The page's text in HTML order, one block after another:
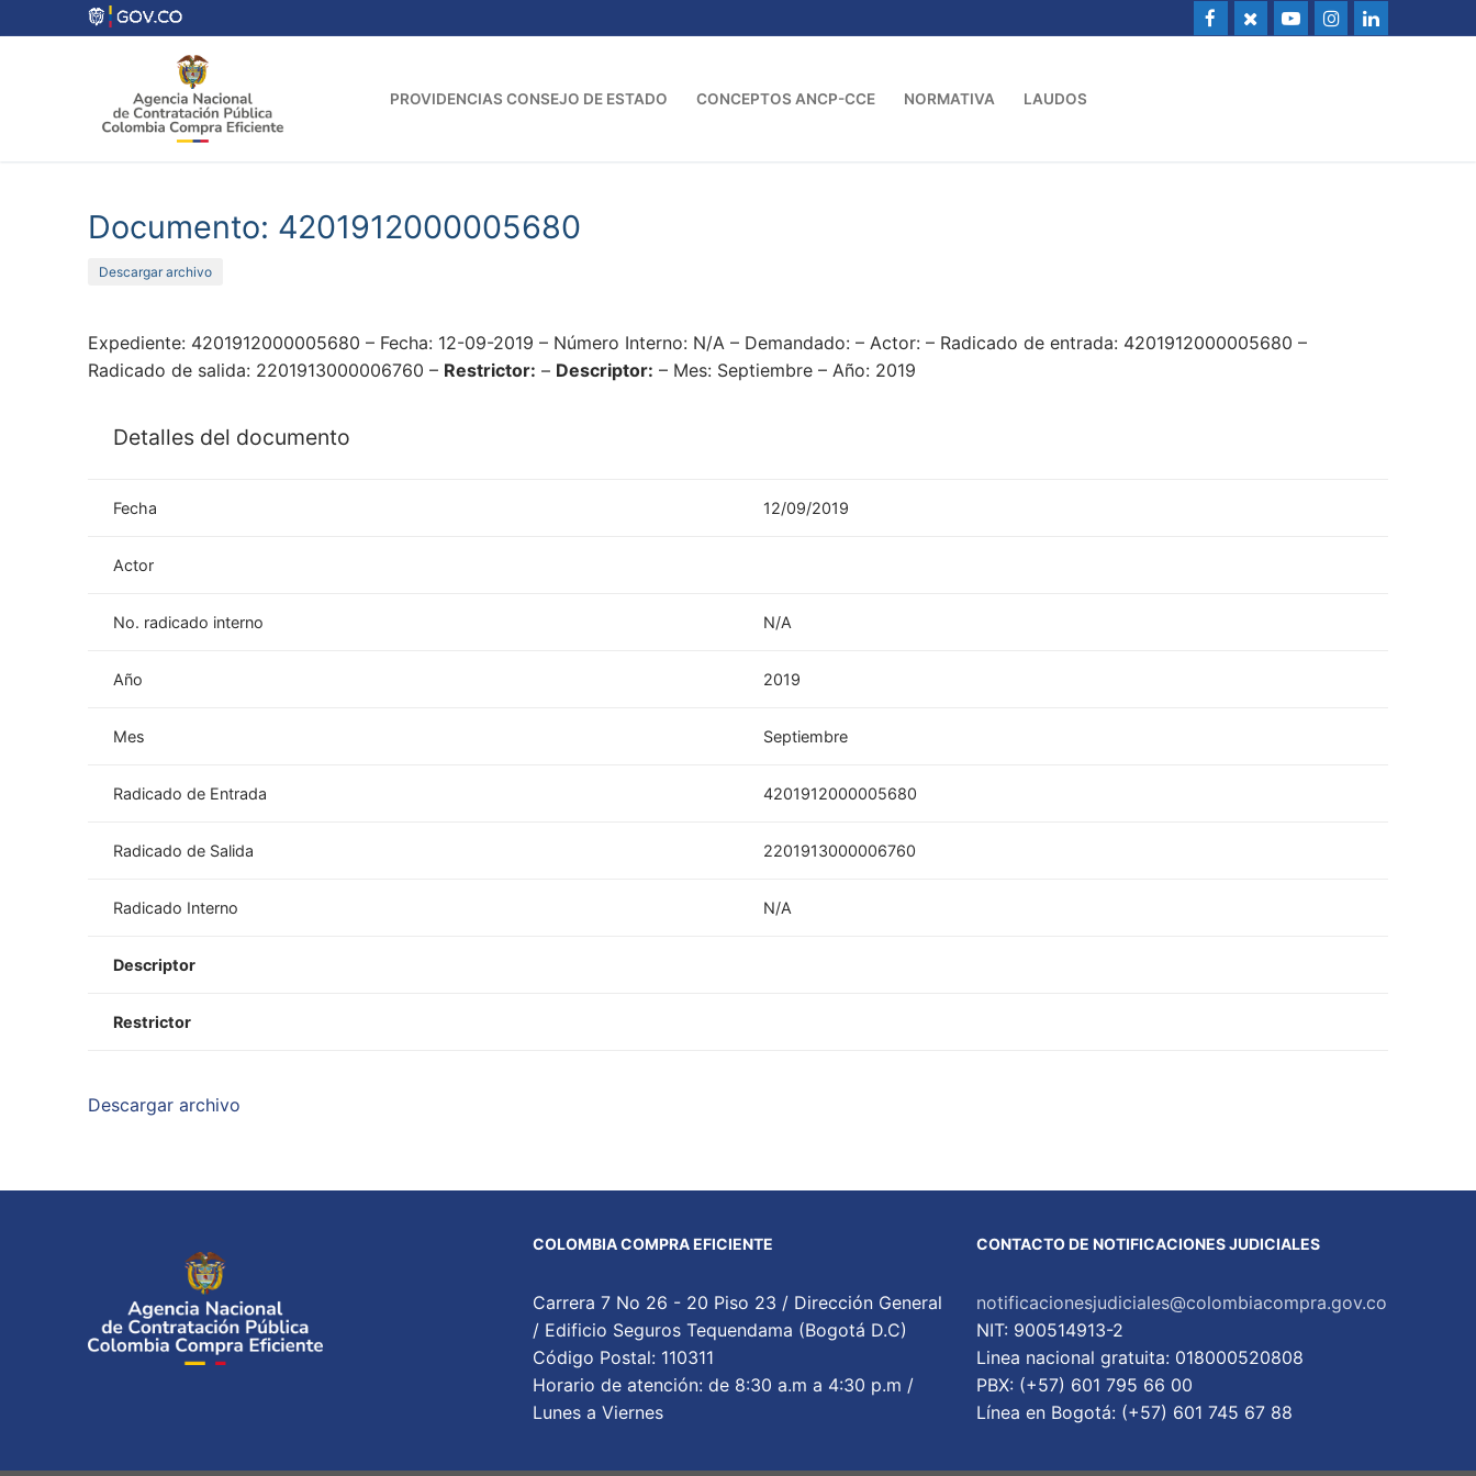
al
PROVIDENCIAS CONSEJO DE ESTADO CONCEPTOS ANCP-CCE NORMATIVA LAUDOS
Documento: 4201912000005680
Descargar archivo
Expediente: 4201912000005680 – Fecha: 12-09-2019 – Número Interno: N/A – Demandado: – Actor: – Radicado de entrada: 4201912000005680 –
Radicado de salida: 2201913000006760 – Restrictor: – Descriptor: – Mes: Septiembre – Año: 2019
Detalles del documento
Fecha 12/09/2019
Actor
No. radicado interno N/A
Año 2019
Mes Septiembre
Radicado de Entrada 4201912000005680
Radicado de Salida 2201913000006760
Radicado Interno N/A
Descriptor
Restrictor
Descargar archivo
COLOMBIA COMPRA EFICIENTE
Carrera 7 No 26 - 20 Piso 23 / Dirección General
/ Edificio Seguros Tequendama (Bogotá D.C)
Código Postal: 110311
Horario de atención: de 8:30 a.m a 4:30 p.m /
Lunes a Viernes
CONTACTO DE NOTIFICACIONES JUDICIALES
notificacionesjudiciales@colombiacompra.gov.co
NIT: 900514913-2
Linea nacional gratuita: 018000520808
PBX: (+57) 601 795 66 00
Lí­nea en Bogotá: (+57) 601 745 67 88